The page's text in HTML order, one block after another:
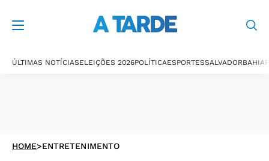
ÚLTIMAS NOTÍCIASELEIÇÕES 2026POLÍTICAESPORTESSALVADORBAHIA
HOME>ENTRETENIMENTO